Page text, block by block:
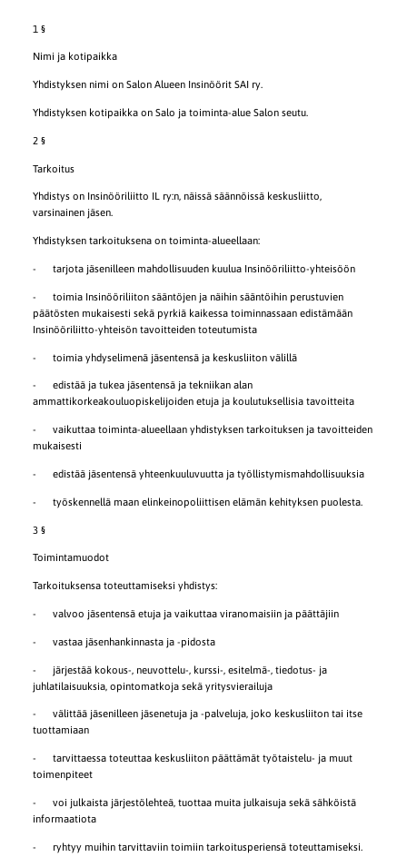
1 §
Nimi ja kotipaikka
Yhdistyksen nimi on Salon Alueen Insinöörit SAI ry.
Yhdistyksen kotipaikka on Salo ja toiminta-alue Salon seutu.
2 §
Tarkoitus
Yhdistys on Insinööriliitto IL ry:n, näissä säännöissä keskusliitto,
varsinainen jäsen.
Yhdistyksen tarkoituksena on toiminta-alueellaan:
- tarjota jäsenilleen mahdollisuuden kuulua Insinööriliitto-yhteisöön
- toimia Insinööriliiton sääntöjen ja näihin sääntöihin perustuvien
päätösten mukaisesti sekä pyrkiä kaikessa toiminnassaan edistämään
Insinööriliitto-yhteisön tavoitteiden toteutumista
- toimia yhdyselimenä jäsentensä ja keskusliiton välillä
- edistää ja tukea jäsentensä ja tekniikan alan
ammattikorkeakouluopiskelijoiden etuja ja koulutuksellisia tavoitteita
- vaikuttaa toiminta-alueellaan yhdistyksen tarkoituksen ja tavoitteiden
mukaisesti
- edistää jäsentensä yhteenkuuluvuutta ja työllistymismahdollisuuksia
- työskennellä maan elinkeinopoliittisen elämän kehityksen puolesta.
3 §
Toimintamuodot
Tarkoituksensa toteuttamiseksi yhdistys:
- valvoo jäsentensä etuja ja vaikuttaa viranomaisiin ja päättäjiin
- vastaa jäsenhankinnasta ja -pidosta
- järjestää kokous-, neuvottelu-, kurssi-, esitelmä-, tiedotus- ja
juhlatilaisuuksia, opintomatkoja sekä yritysvierailuja
- välittää jäsenilleen jäsenetuja ja -palveluja, joko keskusliiton tai itse
tuottamiaan
- tarvittaessa toteuttaa keskusliiton päättämät työtaistelu- ja muut
toimenpiteet
- voi julkaista järjestölehteä, tuottaa muita julkaisuja sekä sähköistä
informaatiota
- ryhtyy muihin tarvittaviin toimiin tarkoitusperiensä toteuttamiseksi.